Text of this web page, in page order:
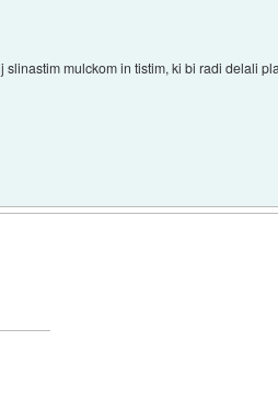
mulckom in tistim, ki bi radi delali